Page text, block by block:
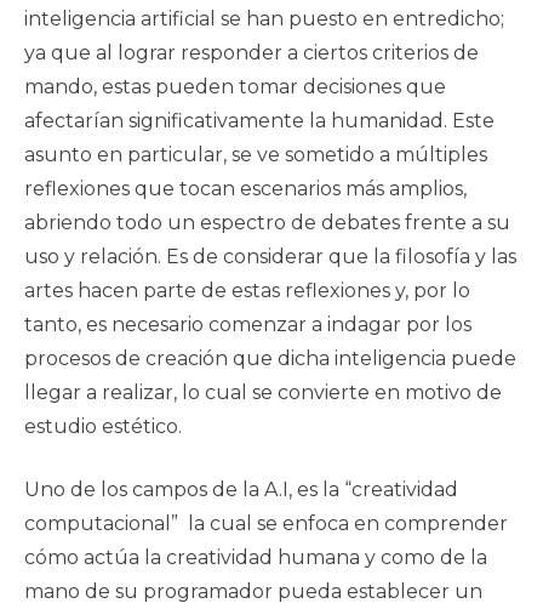
inteligencia artificial se han puesto en entredicho;
ya que al lograr responder a ciertos criterios de
mando, estas pueden tomar decisiones que
afectarían significativamente la humanidad. Este
asunto en particular, se ve sometido a múltiples
reflexiones que tocan escenarios más amplios,
abriendo todo un espectro de debates frente a su
uso y relación. Es de considerar que la filosofía y las
artes hacen parte de estas reflexiones y, por lo
tanto, es necesario comenzar a indagar por los
procesos de creación que dicha inteligencia puede
llegar a realizar, lo cual se convierte en motivo de
estudio estético.
Uno de los campos de la A.I, es la “creatividad
computacional” la cual se enfoca en comprender
cómo actúa la creatividad humana y como de la
mano de su programador pueda establecer un